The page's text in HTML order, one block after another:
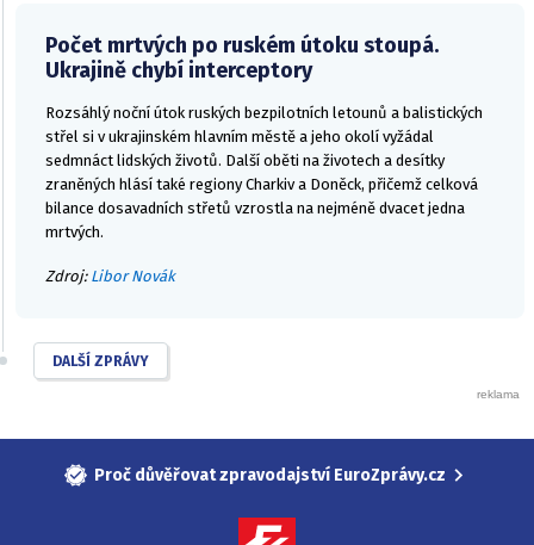
Počet mrtvých po ruském útoku stoupá.
Ukrajině chybí interceptory
Rozsáhlý noční útok ruských bezpilotních letounů a balistických
střel si v ukrajinském hlavním městě a jeho okolí vyžádal
sedmnáct lidských životů. Další oběti na životech a desítky
zraněných hlásí také regiony Charkiv a Doněck, přičemž celková
bilance dosavadních střetů vzrostla na nejméně dvacet jedna
mrtvých.
Zdroj: Libor Novák
DALŠÍ ZPRÁVY
Proč důvěřovat zpravodajství EuroZprávy.cz